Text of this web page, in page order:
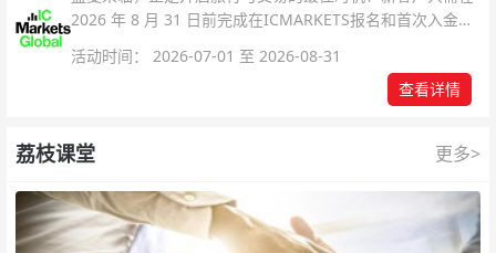
2026 年 8 月 31 日前完成在ICMARKETS报名和首次入金即
活动时间： 2026-07-01 至 2026-08-31
查看详情
荔枝课堂 更多>